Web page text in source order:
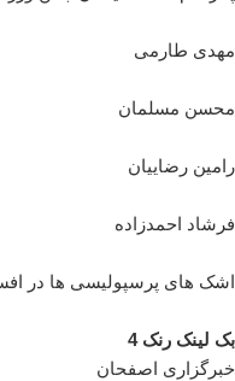
مهدی طارمی
محسن مسلمان
رامین رضاییان
فرشاد احمدزاده
اشک های پرسپولیسی ها در
بک لینک رنک 4
خبرگزاری اصفحان